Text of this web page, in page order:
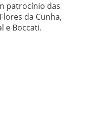
patrocínio das
da Cunha,
e Boccati.